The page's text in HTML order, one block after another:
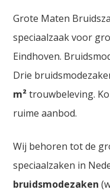
Grote Maten
speciaalzaak voor
Eindhoven.
Drie
m²trouwbeleving.
ruime aanbod.
Wij behoren tot de
speciaalzaken in
bruidsmodezaken